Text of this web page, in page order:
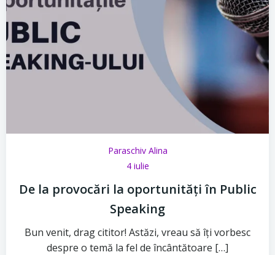
Paraschiv Alina
4 iulie
De la provocări la oportunități în Public
Speaking
Bun venit, drag cititor! Astăzi, vreau să îți vorbesc
despre o temă la fel de încântătoare […]